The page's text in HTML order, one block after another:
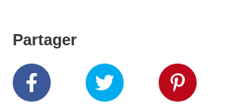
Partager